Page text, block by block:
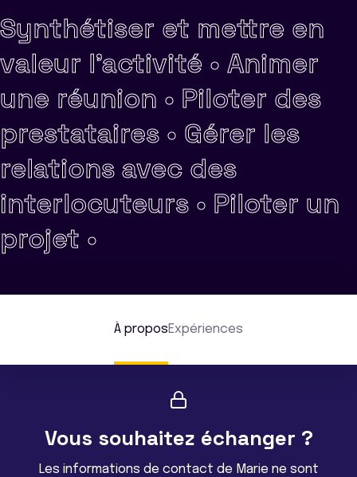
Synthétiser et mettre en
valeur l'activité • Animer
une réunion • Piloter des
prestataires • Gérer les
relations avec des
interlocuteurs • Piloter un
projet •
À proposExpériences
Vous souhaitez échanger ?
Les informations de contact de Marie ne sont